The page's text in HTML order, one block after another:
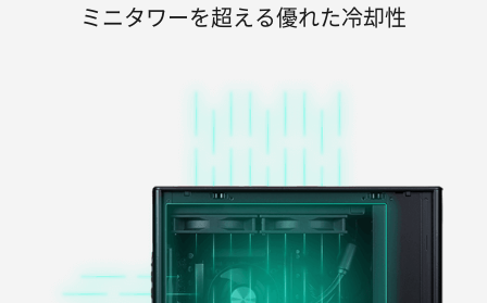
ミニタワーを超える優れた冷却性